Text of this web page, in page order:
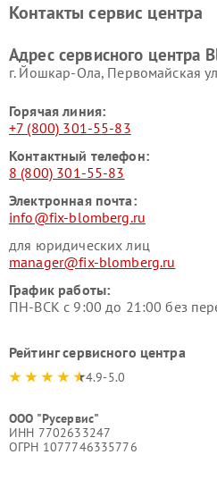
Контакты сервис центра
Адрес сервисного центра
г. Йошкар-Ола, Первомайская
Горячая линия:
+7 (800) 301-55-83
Контактный телефон:
8 (800) 301-55-83
Электронная почта:
info@fix-blomberg.ru
для юридических лиц
manager@fix-blomberg.ru
График работы:
ПН-ВСК с 9:00 до 21:00 без
Рейтинг сервисного центра
4.9-5.0
ООО "Русервис"
ИНН 7702633247
ОГРН 1077746335776